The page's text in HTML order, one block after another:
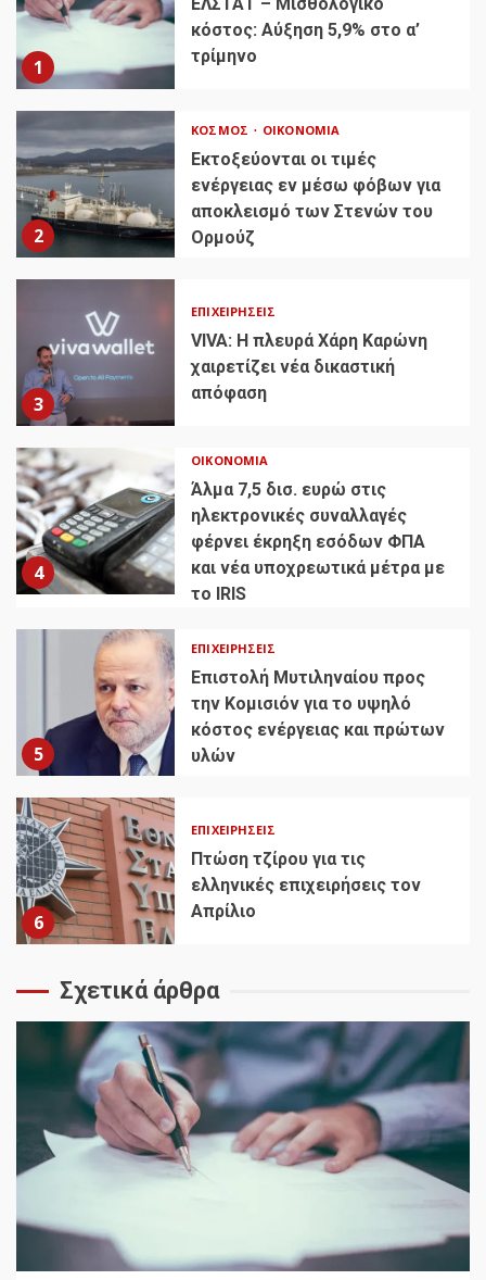
1
ΕΛΣΤΑΤ – Μισθολογικό
κόστος: Αύξηση 5,9% στο α’
τρίμηνο
2
ΚΌΣΜΟΣ ΟΙΚΟΝΟΜΊΑ
Εκτοξεύονται οι τιμές
ενέργειας εν μέσω φόβων για
αποκλεισμό των Στενών του
Ορμούζ
3
ΕΠΙΧΕΙΡΉΣΕΙΣ
VIVA: Η πλευρά Χάρη Καρώνη
χαιρετίζει νέα δικαστική
απόφαση
4
ΟΙΚΟΝΟΜΊΑ
Άλμα 7,5 δισ. ευρώ στις
ηλεκτρονικές συναλλαγές
φέρνει έκρηξη εσόδων ΦΠΑ
και νέα υποχρεωτικά μέτρα με
το IRIS
5
ΕΠΙΧΕΙΡΉΣΕΙΣ
Επιστολή Μυτιληναίου προς
την Κομισιόν για το υψηλό
κόστος ενέργειας και πρώτων
υλών
6
ΕΠΙΧΕΙΡΉΣΕΙΣ
Πτώση τζίρου για τις
ελληνικές επιχειρήσεις τον
Απρίλιο
Σχετικά άρθρα